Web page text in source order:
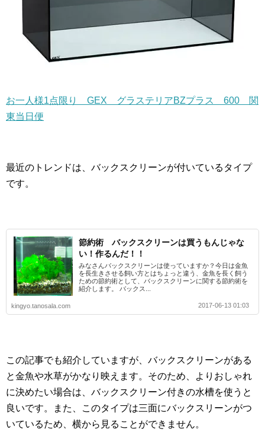
お一人様1点限り GEX グラステリアBZプラス 600 関
東当日便
最近のトレンドは、バックスクリーンが付いているタイプ
です。
節約術 バックスクリーンは買うもんじゃな
い！作るんだ！！
みなさんバックスクリーンは使っていますか？今日は金魚
を長生きさせる飼い方とはちょっと違う、金魚を長く飼う
ための節約術として、バックスクリーンに関する節約術を
紹介します。 バックス...
kingyo.tanosala.com 2017-06-13 01:03
この記事でも紹介していますが、バックスクリーンがある
と金魚や水草がかなり映えます。そのため、よりおしゃれ
に決めたい場合は、バックスクリーン付きの水槽を使うと
良いです。また、このタイプは三面にバックスリーンがつ
いているため、横から見ることができません。